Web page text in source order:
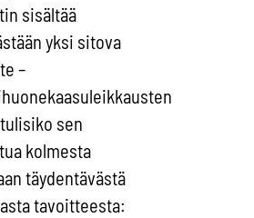
sisältää
yksi sitova
–
sen
kolmesta
täydentävästä
tavoitteesta: